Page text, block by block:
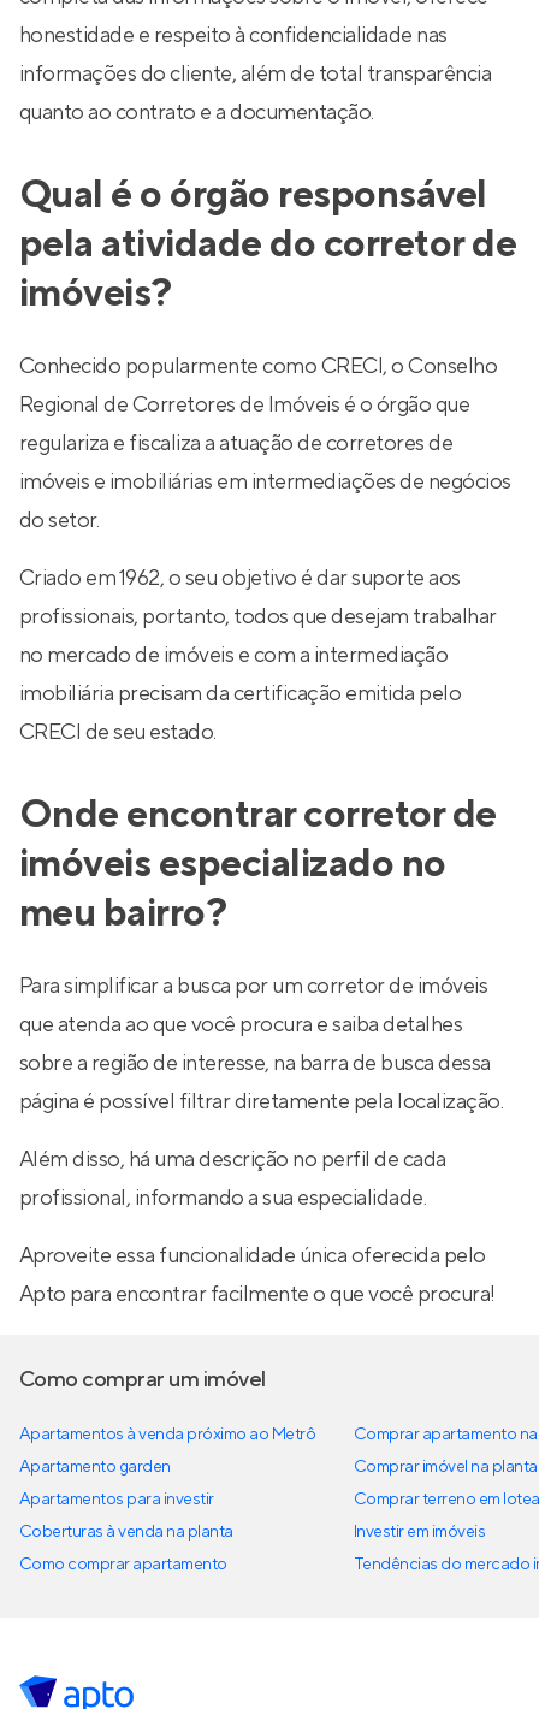
honestidade e respeito à confidencialidade nas
informações do cliente, além de total transparência
quanto ao contrato e a documentação.
Qual é o órgão responsável
pela atividade do corretor de
imóveis?
Conhecido popularmente como CRECI, o Conselho
Regional de Corretores de Imóveis é o órgão que
regulariza e fiscaliza a atuação de corretores de
imóveis e imobiliárias em intermediações de negócios
do setor.
Criado em 1962, o seu objetivo é dar suporte aos
profissionais, portanto, todos que desejam trabalhar
no mercado de imóveis e com a intermediação
imobiliária precisam da certificação emitida pelo
CRECI de seu estado.
Onde encontrar corretor de
imóveis especializado no
meu bairro?
Para simplificar a busca por um corretor de imóveis
que atenda ao que você procura e saiba detalhes
sobre a região de interesse, na barra de busca dessa
página é possível filtrar diretamente pela localização.
Além disso, há uma descrição no perfil de cada
profissional, informando a sua especialidade.
Aproveite essa funcionalidade única oferecida pelo
Apto para encontrar facilmente o que você procura!
Como comprar um imóvel
Apartamentos à venda próximo ao Metrô
Apartamento garden
Apartamentos para investir
Coberturas à venda na planta
Como comprar apartamento
Comprar apartamento
Comprar imóvel na planta
Comprar terreno em
Investir em imóveis
Tendências do mercado